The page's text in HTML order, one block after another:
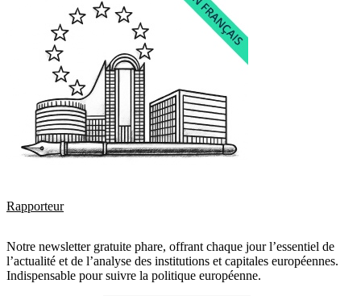
Rapporteur
Notre newsletter gratuite phare, offrant chaque jour l’essentiel de
l’actualité et de l’analyse des institutions et capitales européennes.
Indispensable pour suivre la politique européenne.